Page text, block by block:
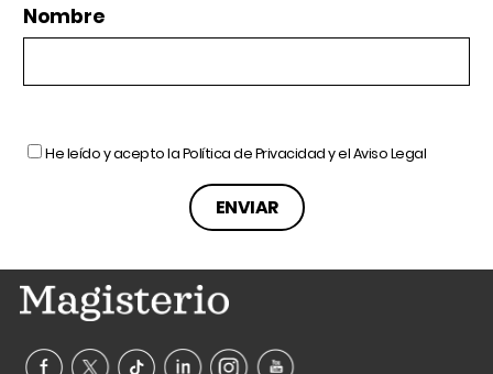
Nombre
He leído y acepto laPolítica de Privacidady elAviso Legal